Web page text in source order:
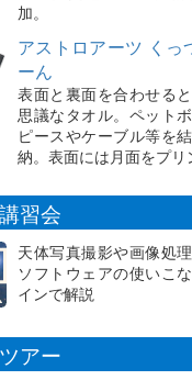
加。
アストロアーツ くっ
ーん
表面と裏面を合わせる
思議なタオル。ペット
ピースやケーブル等を
納。表面には月面をプリ
習会
天体写真撮影や画像処
ソフトウェアの使いこ
インで解説
アー